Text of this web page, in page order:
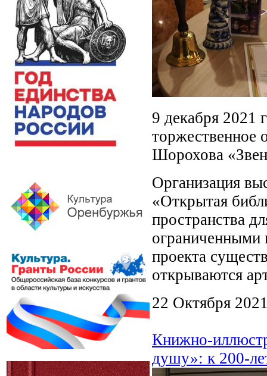
9 декабря
торжественное
Шорохова
Организация
«Открытая
пространства
ограниченными
проекта
открываются
22 Октября
Книжно-
душу»: к 200-